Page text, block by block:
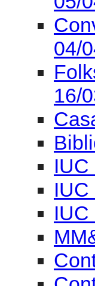
IUC
IUC
IUC
2012